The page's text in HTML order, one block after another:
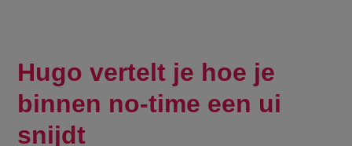
Hugo vertelt je hoe je
binnen no-time een ui
snijdt